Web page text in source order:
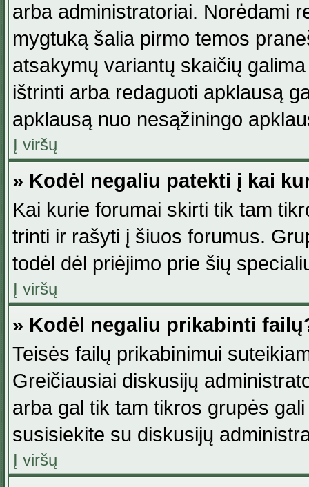
arba administratoriai. Norėdami
mygtuką šalia pirmo temos
atsakymų variantų skaičių
ištrinti arba redaguoti apklausą
apklausą nuo nesąžiningo
Į viršų
» Kodėl negaliu patekti į kai
Kai kurie forumai skirti tik tam
trinti ir rašyti į šiuos forumus.
todėl dėl priėjimo prie šių
Į viršų
» Kodėl negaliu prikabinti
Teisės failų prikabinimui
Greičiausiai diskusijų
arba gal tik tam tikros grupės
susisiekite su diskusijų
Į viršų